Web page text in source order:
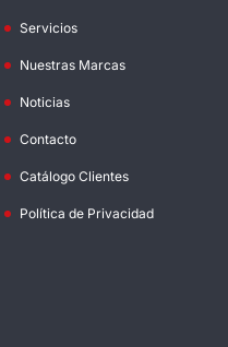
Servicios
Nuestras Marcas
Noticias
Contacto
Catálogo Clientes
Política de Privacidad